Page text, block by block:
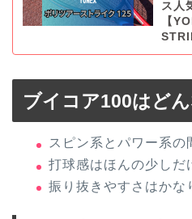
ス人
【
ブイコア100はど
スピン系とパワー系の
打球感はほんの少しだ
振り抜きやすさはかな